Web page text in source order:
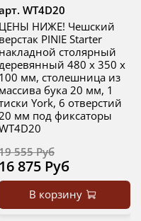
WT4D20
ЦЕНЫ НИЖЕ! Чешский
верстак PINIE Starter
накладной столярный
480 х 350 х
100 мм, столешница из
массива бука 20 мм, 1
York, 6 отверстий
мм под фиксаторы
555 Руб
16 875 Руб
В корзину